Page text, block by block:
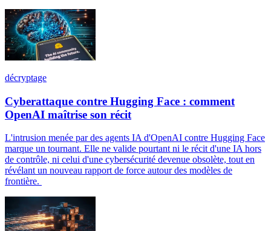
décryptage
Cyberattaque contre Hugging Face : comment
OpenAI maîtrise son récit
L'intrusion menée par des agents IA d'OpenAI contre Hugging Face
marque un tournant. Elle ne valide pourtant ni le récit d'une IA hors
de contrôle, ni celui d'une cybersécurité devenue obsolète, tout en
révélant un nouveau rapport de force autour des modèles de
frontière.